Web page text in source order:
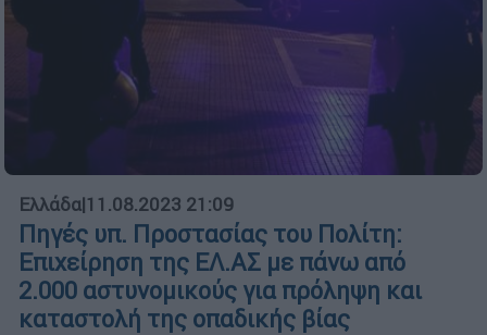
Ελλάδα|11.08.2023 21:09
Πηγές υπ. Προστασίας του Πολίτη:
Επιχείρηση της ΕΛ.ΑΣ με πάνω από
2.000 αστυνομικούς για πρόληψη και
καταστολή της οπαδικής βίας